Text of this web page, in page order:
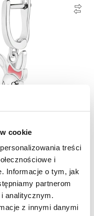
cookie
treści
i
Informacje o tym, jak
partnerom
analitycznym.
z innymi danymi